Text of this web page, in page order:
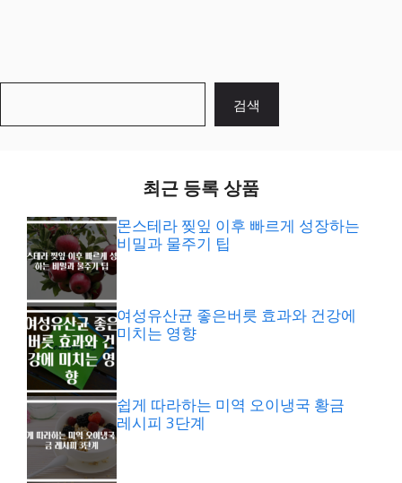
검색
최근 등록 상품
몬스테라 찢잎 이후 빠르게 성장하는
비밀과 물주기 팁
여성유산균 좋은버릇 효과와 건강에
미치는 영향
쉽게 따라하는 미역 오이냉국 황금
레시피 3단계